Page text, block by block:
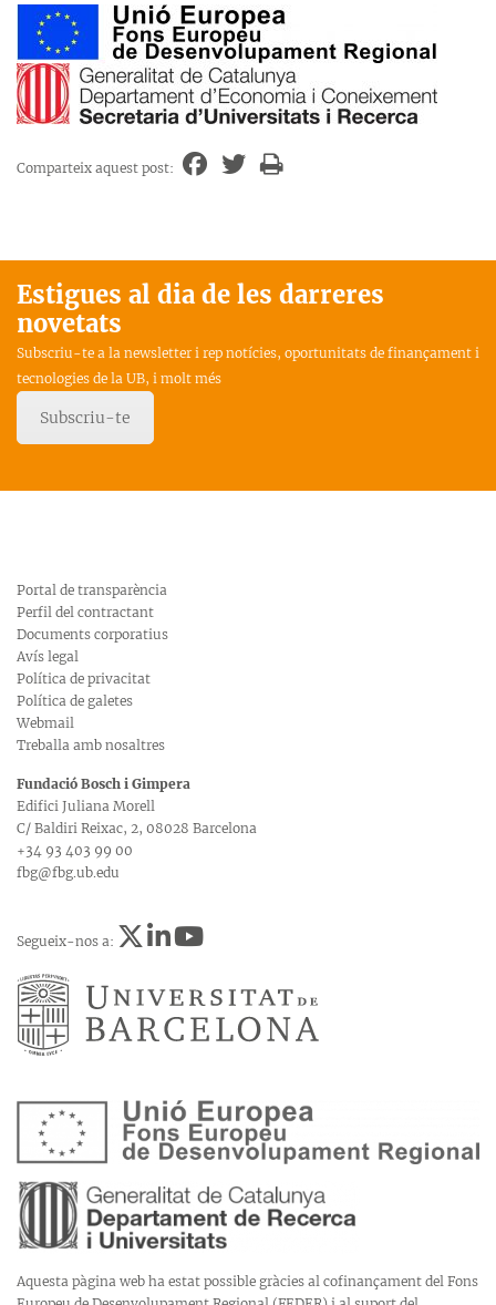
Comparteix aquest post:
Estigues al dia de les darreres
novetats
Subscriu-te a la newsletter i rep notícies, oportunitats de finançament i
tecnologies de la UB, i molt més
Subscriu-te
Portal de transparència
Perfil del contractant
Documents corporatius
Avís legal
Política de privacitat
Política de galetes
Webmail
Treballa amb nosaltres
Fundació Bosch i Gimpera
Edifici Juliana Morell
C/ Baldiri Reixac, 2, 08028 Barcelona
+34 93 403 99 00
fbg@fbg.ub.edu
Segueix-nos a:
Aquesta pàgina web ha estat possible gràcies al cofinançament del Fons